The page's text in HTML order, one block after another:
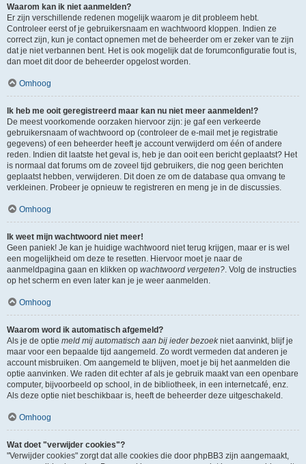
Waarom kan ik niet aanmelden?
Er zijn verschillende redenen mogelijk waarom je dit probleem hebt.
Controleer eerst of je gebruikersnaam en wachtwoord kloppen. Indien ze
correct zijn, kun je contact opnemen met de beheerder om er zeker van te zijn
dat je niet verbannen bent. Het is ook mogelijk dat de forumconfiguratie fout is,
dan moet dit door de beheerder opgelost worden.
Omhoog
Ik heb me ooit geregistreerd maar kan nu niet meer aanmelden!?
De meest voorkomende oorzaken hiervoor zijn: je gaf een verkeerde
gebruikersnaam of wachtwoord op (controleer de e-mail met je registratie
gegevens) of een beheerder heeft je account verwijderd om één of andere
reden. Indien dit laatste het geval is, heb je dan ooit een bericht geplaatst? Het
is normaal dat forums om de zoveel tijd gebruikers, die nog geen berichten
geplaatst hebben, verwijderen. Dit doen ze om de database qua omvang te
verkleinen. Probeer je opnieuw te registreren en meng je in de discussies.
Omhoog
Ik weet mijn wachtwoord niet meer!
Geen paniek! Je kan je huidige wachtwoord niet terug krijgen, maar er is wel
een mogelijkheid om deze te resetten. Hiervoor moet je naar de
aanmeldpagina gaan en klikken op wachtwoord vergeten?. Volg de instructies
op het scherm en even later kan je je weer aanmelden.
Omhoog
Waarom word ik automatisch afgemeld?
Als je de optie meld mij automatisch aan bij ieder bezoekniet aanvinkt, blijf je
maar voor een bepaalde tijd aangemeld. Zo wordt vermeden dat anderen je
account misbruiken. Om aangemeld te blijven, moet je bij het aanmelden die
optie aanvinken. We raden dit echter af als je gebruik maakt van een openbare
computer, bijvoorbeeld op school, in de bibliotheek, in een internetcafé, enz.
Als deze optie niet beschikbaar is, heeft de beheerder deze uitgeschakeld.
Omhoog
Wat doet "verwijder cookies"?
"Verwijder cookies" zorgt dat alle cookies die door phpBB3 zijn aangemaakt,